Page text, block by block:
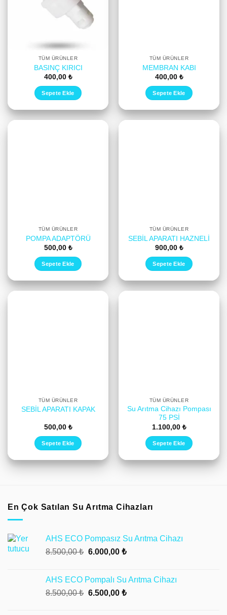
TÜM ÜRÜNLER
BASINÇ KIRICI
400,00 ₺
Sepete Ekle
TÜM ÜRÜNLER
MEMBRAN KABI
400,00 ₺
Sepete Ekle
TÜM ÜRÜNLER
POMPA ADAPTÖRÜ
500,00 ₺
Sepete Ekle
TÜM ÜRÜNLER
SEBİL APARATI HAZNELİ
900,00 ₺
Sepete Ekle
TÜM ÜRÜNLER
SEBİL APARATI KAPAK
500,00 ₺
Sepete Ekle
TÜM ÜRÜNLER
Su Arıtma Cihazı Pompası
75 PSİ
1.100,00 ₺
Sepete Ekle
En Çok Satılan Su Arıtma Cihazları
AHS ECO Pompasız Su Arıtma Cihazı
8.500,00₺ Orijinal
6.000,00 ₺Şu
6.000,00 ₺.
AHS ECO Pompalı Su Arıtma Cihazı
8.500,00₺ Orijinal
6.500,00 ₺Şu